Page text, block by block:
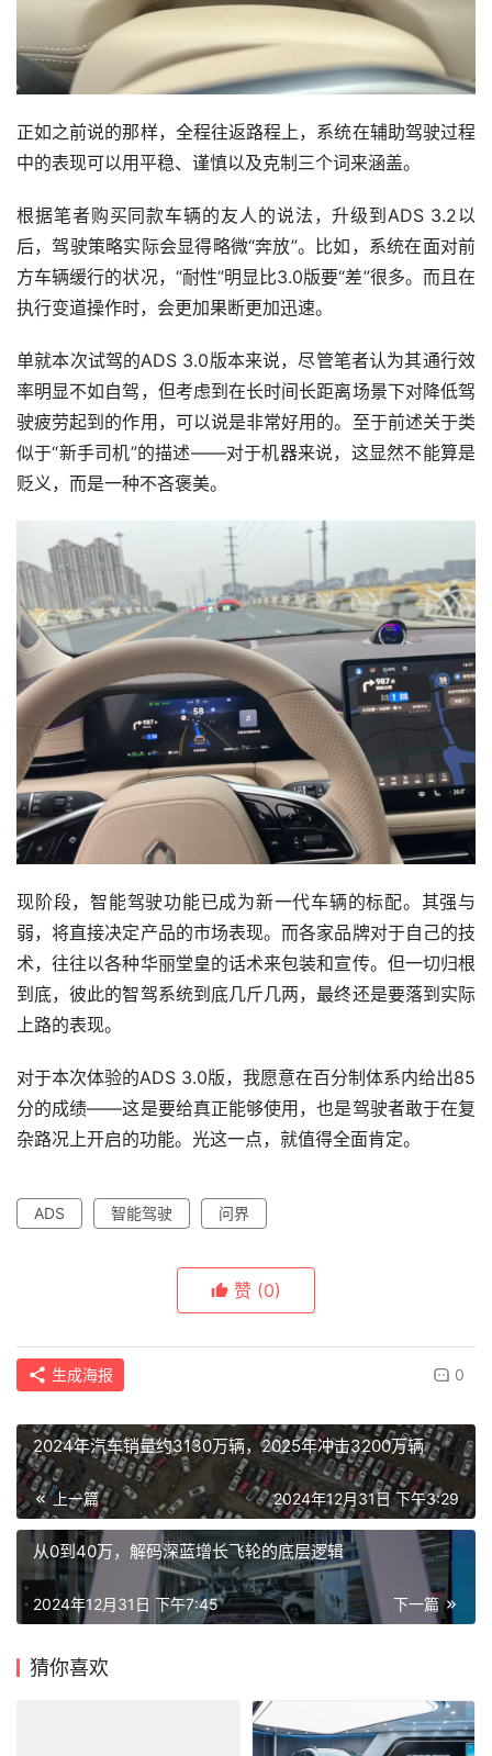
正如之前说的那样，全程往返路程上，系统在辅助驾驶过程
中的表现可以用平稳、谨慎以及克制三个词来涵盖。
根据笔者购买同款车辆的友人的说法，升级到ADS 3.2以
后，驾驶策略实际会显得略微“奔放”。比如，系统在面对前
方车辆缓行的状况，“耐性”明显比3.0版要“差”很多。而且在
执行变道操作时，会更加果断更加迅速。
单就本次试驾的ADS 3.0版本来说，尽管笔者认为其通行效
率明显不如自驾，但考虑到在长时间长距离场景下对降低驾
驶疲劳起到的作用，可以说是非常好用的。至于前述关于类
似于“新手司机”的描述——对于机器来说，这显然不能算是
贬义，而是一种不吝褒美。
现阶段，智能驾驶功能已成为新一代车辆的标配。其强与
弱，将直接决定产品的市场表现。而各家品牌对于自己的技
术，往往以各种华丽堂皇的话术来包装和宣传。但一切归根
到底，彼此的智驾系统到底几斤几两，最终还是要落到实际
上路的表现。
对于本次体验的ADS 3.0版，我愿意在百分制体系内给出85
分的成绩——这是要给真正能够使用，也是驾驶者敢于在复
杂路况上开启的功能。光这一点，就值得全面肯定。
ADS 智能驾驶 问界
赞 (0)
生成海报 0
2024年汽车销量约3130万辆，2025年冲击3200万辆
上一篇 2024年12月31日 下午3:29
从0到40万，解码深蓝增长飞轮的底层逻辑
下一篇
2024年12月31日 下午7:45
猜你喜欢